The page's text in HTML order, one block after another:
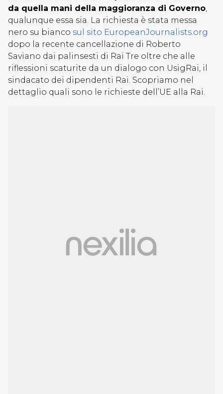
da quella mani della maggioranza di Governo,
qualunque essa sia. La richiesta è stata messa
nero su bianco sul sito EuropeanJournalists.org
dopo la recente cancellazione di Roberto
Saviano dai palinsesti di Rai Tre oltre che alle
riflessioni scaturite da un dialogo con UsigRai, il
sindacato dei dipendenti Rai. Scopriamo nel
dettaglio quali sono le richieste dell’UE alla Rai.